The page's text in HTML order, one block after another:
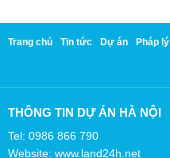
Trang chủ Tin tức Dự án Pháp lý
THÔNG TIN DỰ ÁN HÀ NỘI
Tel: 0986 866 790
Website: www.land24h.net